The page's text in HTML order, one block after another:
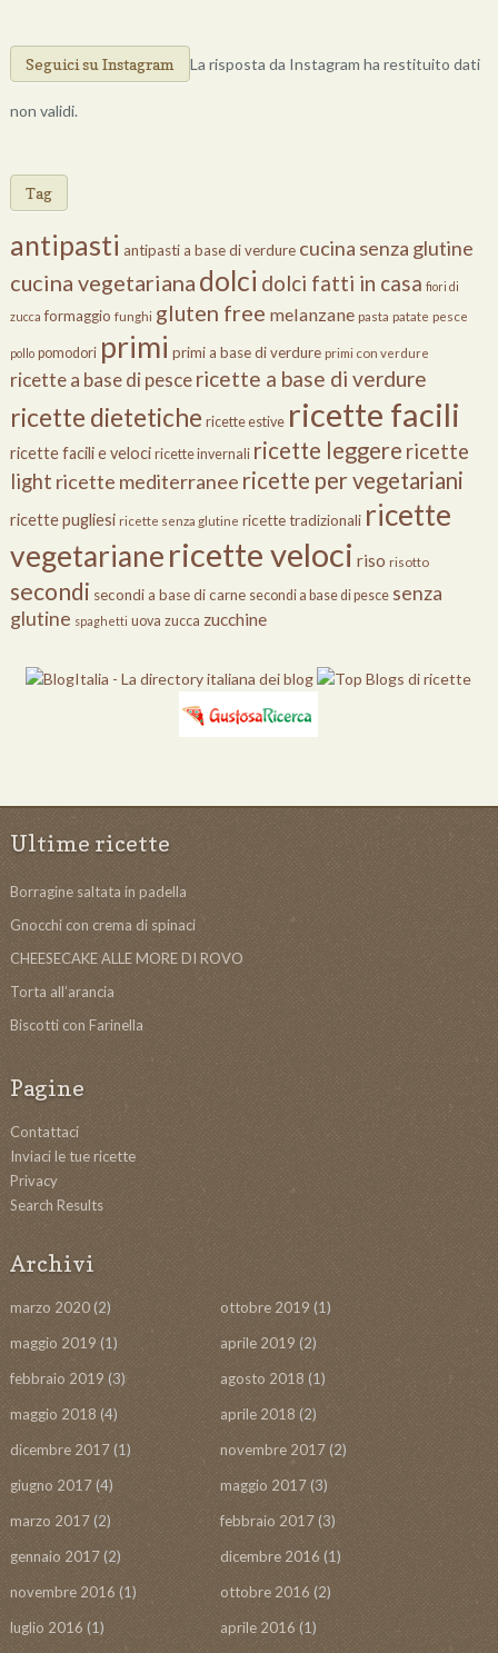
Seguici su Instagram La risposta da Instagram ha restituito dati
non validi.
Tag
antipasti antipasti a base di verdure cucina senza glutine
cucina vegetariana dolci dolci fatti in casa fiori di
zucca formaggio funghi gluten free melanzane pasta patate pesce
pollo pomodori primi primi a base di verdure primi con verdure
ricette a base di pescericette a base di verdure
ricette dietetiche ricette estive ricette facili
ricette facili e veloci ricette invernali ricette leggere ricette
light ricette mediterranee ricette per vegetariani
ricette pugliesi ricette senza glutine ricette tradizionali ricette
vegetarianericette veloci riso risotto
secondi secondi a base di carne secondi a base di pesce senza
glutine spaghetti uova zucca zucchine
Ultime ricette
Borragine saltata in padella
Gnocchi con crema di spinaci
CHEESECAKE ALLE MORE DI ROVO
Torta all’arancia
Biscotti con Farinella
Pagine
Contattaci
Inviaci le tue ricette
Privacy
Search Results
Archivi
marzo 2020(2) ottobre 2019 (1)
maggio 2019 (1) aprile 2019 (2)
febbraio 2019 (3) agosto 2018 (1)
maggio 2018 (4) aprile 2018 (2)
dicembre 2017(1) novembre 2017 (2)
giugno 2017(4) maggio 2017 (3)
marzo 2017(2) febbraio 2017(3)
gennaio 2017(2) dicembre 2016 (1)
novembre 2016 (1) ottobre 2016 (2)
luglio 2016 (1) aprile 2016 (1)